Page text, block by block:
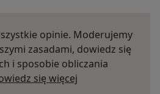
opinie. Moderujemy
zasadami, dowiedz się
i sposobie obliczania
się więcej